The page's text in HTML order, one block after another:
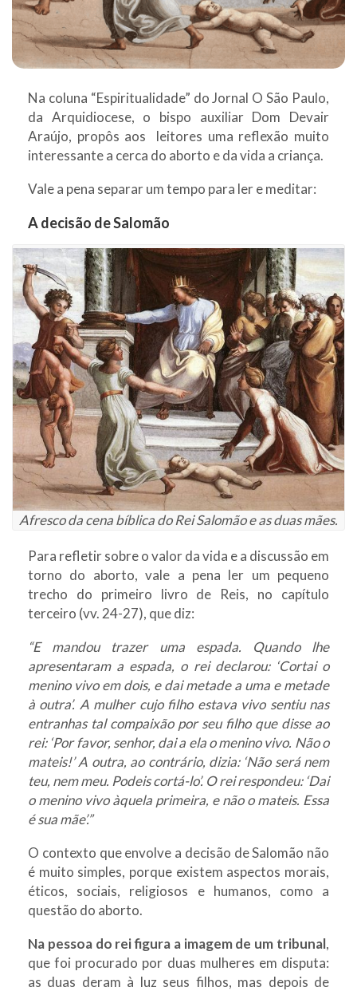
Na coluna “Espiritualidade” do Jornal O São Paulo,
da Arquidiocese, o bispo auxiliar Dom Devair
Araújo, propôs aos leitores uma reflexão muito
interessante a cerca do aborto e da vida a criança.
Vale a pena separar um tempo para ler e meditar:
A decisão de Salomão
Afresco da cena bíblica do Rei Salomão e as duas mães.
Para refletir sobre o valor da vida e a discussão em
torno do aborto, vale a pena ler um pequeno
trecho do primeiro livro de Reis, no capítulo
terceiro (vv. 24-27), que diz:
“E mandou trazer uma espada. Quando lhe
apresentaram a espada, o rei declarou: ‘Cortai o
menino vivo em dois, e dai metade a uma e metade
à outra’. A mulher cujo filho estava vivo sentiu nas
entranhas tal compaixão por seu filho que disse ao
rei: ‘Por favor, senhor, dai a ela o menino vivo. Não o
mateis!’ A outra, ao contrário, dizia: ‘Não será nem
teu, nem meu. Podeis cortá-lo’. O rei respondeu: ‘Dai
o menino vivo àquela primeira, e não o mateis. Essa
é sua mãe’.”
O contexto que envolve a decisão de Salomão não
é muito simples, porque existem aspectos morais,
éticos, sociais, religiosos e humanos, como a
questão do aborto.
Na pessoa do rei figura a imagem de um tribunal,
que foi procurado por duas mulheres em disputa:
as duas deram à luz seus filhos, mas depois de